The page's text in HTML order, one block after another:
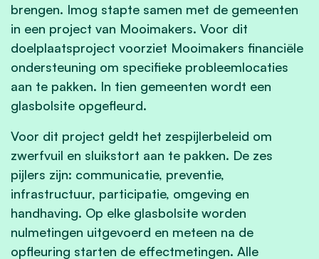
brengen. Imog stapte samen met de gemeenten
in een project van Mooimakers. Voor dit
doelplaatsproject voorziet Mooimakers financiële
ondersteuning om specifieke probleemlocaties
aan te pakken. In tien gemeenten wordt een
glasbolsite opgefleurd.
Voor dit project geldt het zespijlerbeleid om
zwerfvuil en sluikstort aan te pakken. De zes
pijlers zijn: communicatie, preventie,
infrastructuur, participatie, omgeving en
handhaving. Op elke glasbolsite worden
nulmetingen uitgevoerd en meteen na de
opfleuring starten de effectmetingen. Alle